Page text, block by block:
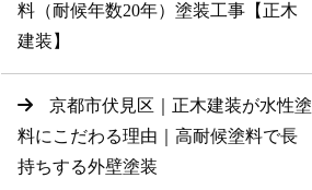
料（耐候年数20年）塗装工事【正木
建装】
京都市伏見区｜正木建装が水性塗
料にこだわる理由｜高耐候塗料で長
持ちする外壁塗装